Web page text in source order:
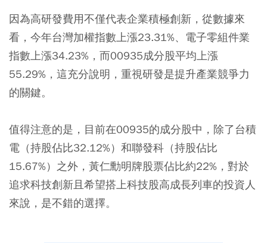
因為高研發費用不僅代表企業積極創新，從數據來
看，今年台灣加權指數上漲23.31%、電子零組件業
指數上漲34.23%，而00935成分股平均上漲
55.29%，這充分說明，重視研發是提升產業競爭力
的關鍵。
值得注意的是，目前在00935的成分股中，除了台積
電（持股佔比32.12%）和聯發科（持股佔比
15.67%）之外，黃仁勳明牌股票佔比約22%，對於
追求科技創新且希望搭上科技股高成長列車的投資人
來說，是不錯的選擇。